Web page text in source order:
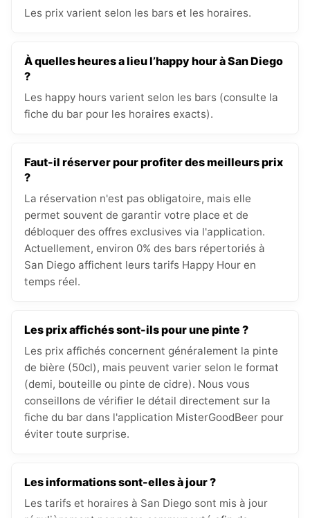
Les prix varient selon les bars et les horaires.
À quelles heures a lieu l’happy hour à San Diego
?
Les happy hours varient selon les bars (consulte la
fiche du bar pour les horaires exacts).
Faut-il réserver pour profiter des meilleurs prix
?
La réservation n'est pas obligatoire, mais elle
permet souvent de garantir votre place et de
débloquer des offres exclusives via l'application.
Actuellement, environ 0% des bars répertoriés à
San Diego affichent leurs tarifs Happy Hour en
temps réel.
Les prix affichés sont-ils pour une pinte ?
Les prix affichés concernent généralement la pinte
de bière (50cl), mais peuvent varier selon le format
(demi, bouteille ou pinte de cidre). Nous vous
conseillons de vérifier le détail directement sur la
fiche du bar dans l'application MisterGoodBeer pour
éviter toute surprise.
Les informations sont-elles à jour ?
Les tarifs et horaires à San Diego sont mis à jour